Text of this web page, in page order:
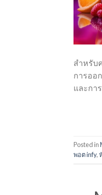
สำหรับ
การออ
และกา
Posted in
พอต infy,